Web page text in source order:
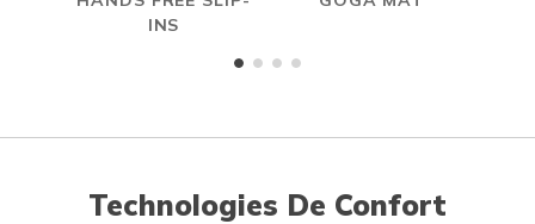
INS
Technologies De Confort